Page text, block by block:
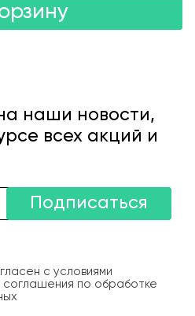
наши новости,
всех акций и
Подписаться
с условиями
соглашения по обработке